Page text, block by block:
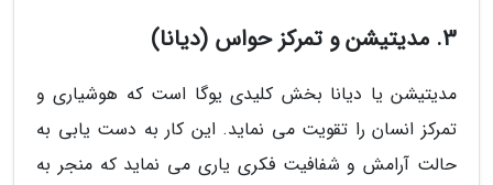
3. مدیتیشن و تمرکز حواس (دیانا)
مدیتیشن یا دیانا بخش کلیدی یوگا است که هوشیاری و
تمرکز انسان را تقویت می نماید. این کار به دست یابی به
حالت آرامش و شفافیت فکری یاری می نماید که منجر به